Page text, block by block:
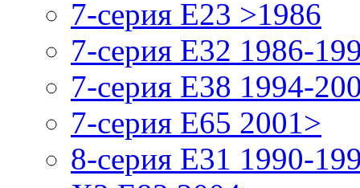
7-серия E23 >1986
7-серия E32 1986-
7-серия E38 1994-
7-серия E65 2001>
8-серия E31 1990-